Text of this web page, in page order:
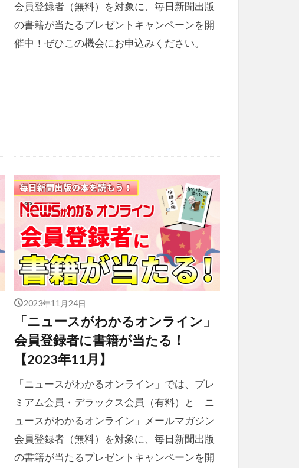
会員登録者（無料）を対象に、毎日新聞出版
の書籍が当たるプレゼントキャンペーンを開
催中！ぜひこの機会にお申込みください。
2023年11月24日
「ニュースがわかるオンライン」
会員登録者に書籍が当たる！
【2023年11月】
「ニュースがわかるオンライン」では、プレ
ミアム会員・デラックス会員（有料）と「ニ
ュースがわかるオンライン」メールマガジン
会員登録者（無料）を対象に、毎日新聞出版
の書籍が当たるプレゼントキャンペーンを開